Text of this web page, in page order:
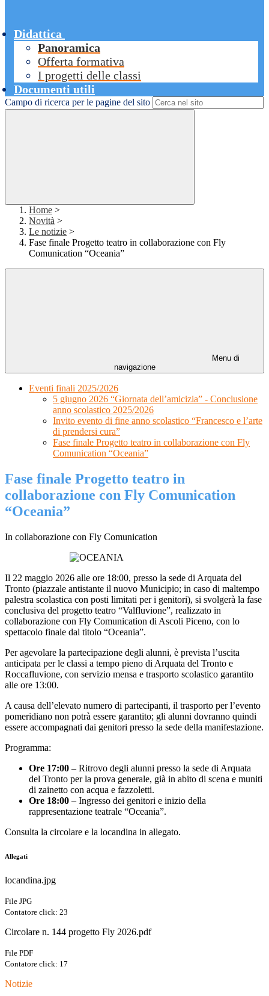
Didattica
Panoramica
Offerta formativa
I progetti delle classi
Documenti utili
Campo di ricerca per le pagine del sito
Home >
Novità >
Le notizie >
Fase finale Progetto teatro in collaborazione con Fly
Comunication “Oceania”
Menu di
navigazione
Eventi finali 2025/2026
5 giugno 2026 “Giornata dell’amicizia” - Conclusione
anno scolastico 2025/2026
Invito evento di fine anno scolastico “Francesco e l’arte
di prendersi cura”
Fase finale Progetto teatro in collaborazione con Fly
Comunication “Oceania”
Fase finale Progetto teatro in
collaborazione con Fly Comunication
“Oceania”
In collaborazione con Fly Comunication
Il 22 maggio 2026 alle ore 18:00, presso la sede di Arquata del
Tronto (piazzale antistante il nuovo Municipio; in caso di maltempo
palestra scolastica con posti limitati per i genitori), si svolgerà la fase
conclusiva del progetto teatro “Valfluvione”, realizzato in
collaborazione con Fly Comunication di Ascoli Piceno, con lo
spettacolo finale dal titolo “Oceania”.
Per agevolare la partecipazione degli alunni, è prevista l’uscita
anticipata per le classi a tempo pieno di Arquata del Tronto e
Roccafluvione, con servizio mensa e trasporto scolastico garantito
alle ore 13:00.
A causa dell’elevato numero di partecipanti, il trasporto per l’evento
pomeridiano non potrà essere garantito; gli alunni dovranno quindi
essere accompagnati dai genitori presso la sede della manifestazione.
Programma:
Ore 17:00 – Ritrovo degli alunni presso la sede di Arquata
del Tronto per la prova generale, già in abito di scena e muniti
di zainetto con acqua e fazzoletti.
Ore 18:00 – Ingresso dei genitori e inizio della
rappresentazione teatrale “Oceania”.
Consulta la circolare e la locandina in allegato.
Allegati
locandina.jpg
File JPG
Contatore click: 23
Circolare n. 144 progetto Fly 2026.pdf
File PDF
Contatore click: 17
Notizie